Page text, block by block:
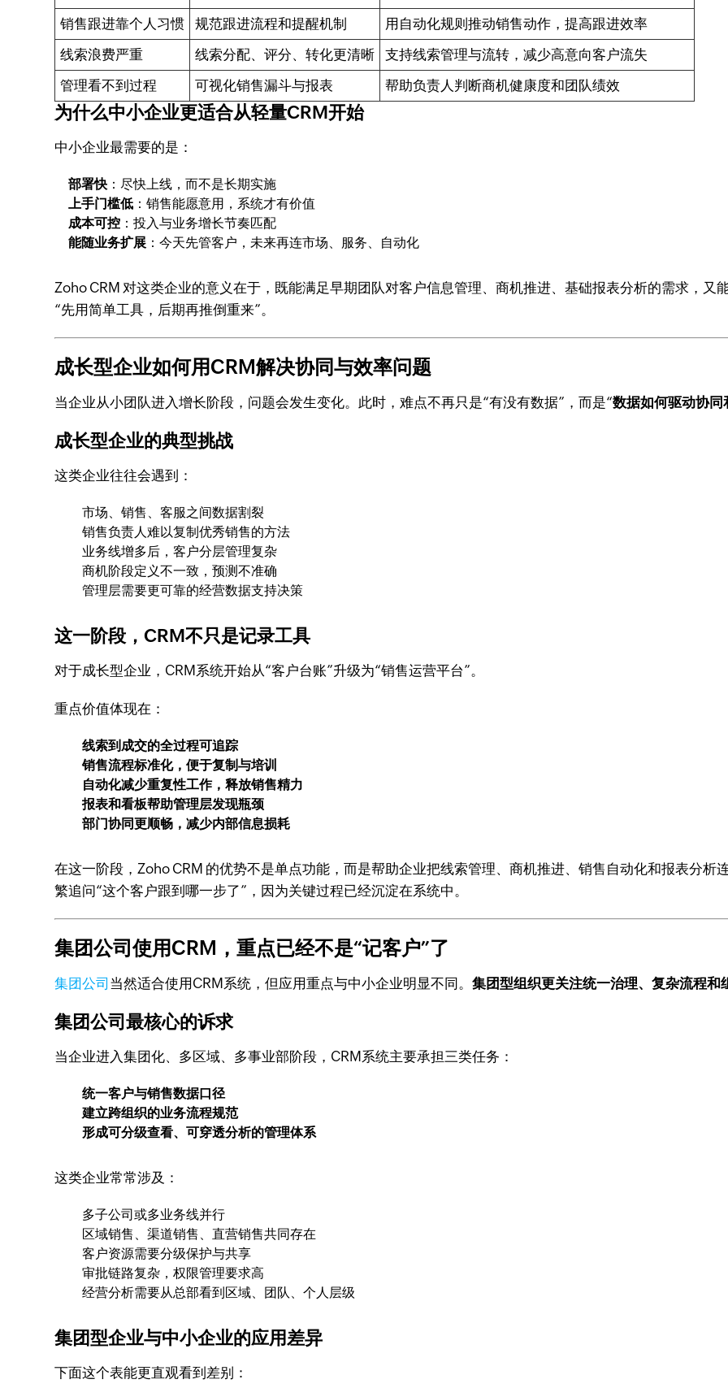
销售跟进靠个人习惯
规范跟进流程和提醒机制
用自动化规则推动销售动作，提高跟进效率
线索浪费严重
线索分配、评分、转化更清晰
支持线索管理与流转，减少高意向客户流失
管理看不到过程
可视化销售漏斗与报表 帮助负责人判断商机健康度和团队绩效
为什么中小企业更适合从轻量CRM开始
中小企业最需要的是：
部署快 ：尽快上线，而不是长期实施
上手门槛低 ：销售能愿意用，系统才有价值
成本可控 ：投入与业务增长节奏匹配
能随业务扩展 ：今天先管客户，未来再连市场、服务、自动化
Zoho CRM 对这类企业的意义在于，既能满足早期团队对客户信息管理、商机推进、基础报表分析的需求，又
“先用简单工具，后期再推倒重来”。
成长型企业如何用CRM解决协同与效率问题
当企业从小团队进入增长阶段，问题会发生变化。此时，难点不再只是“有没有数据”，而是“数据如何驱动协同
成长型企业的典型挑战
这类企业往往会遇到：
市场、销售、客服之间数据割裂
销售负责人难以复制优秀销售的方法
业务线增多后，客户分层管理复杂
商机阶段定义不一致，预测不准确
管理层需要更可靠的经营数据支持决策
这一阶段，CRM不只是记录工具
对于成长型企业，CRM系统开始从“客户台账”升级为“销售运营平台”。
重点价值体现在：
线索到成交的全过程可追踪
销售流程标准化，便于复制与培训
自动化减少重复性工作，释放销售精力
报表和看板帮助管理层发现瓶颈
部门协同更顺畅，减少内部信息损耗
在这一阶段，Zoho CRM 的优势不是单点功能，而是帮助企业把线索管理、商机推进、销售自动化和报表分析
繁追问“这个客户跟到哪一步了”，因为关键过程已经沉淀在系统中。
集团公司使用CRM，重点已经不是“记客户”了
集团公司 当然适合使用CRM系统，但应用重点与中小企业明显不同。集团型组织更关注统一治理、复杂流程和
集团公司最核心的诉求
当企业进入集团化、多区域、多事业部阶段，CRM系统主要承担三类任务：
统一客户与销售数据口径
建立跨组织的业务流程规范
形成可分级查看、可穿透分析的管理体系
这类企业常常涉及：
多子公司或多业务线并行
区域销售、渠道销售、直营销售共同存在
客户资源需要分级保护与共享
审批链路复杂，权限管理要求高
经营分析需要从总部看到区域、团队、个人层级
集团型企业与中小企业的应用差异
下面这个表能更直观看到差别：